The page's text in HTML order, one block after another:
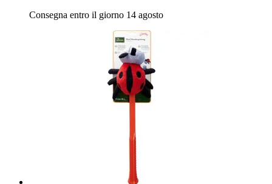
Consegna entro il giorno 14 agosto